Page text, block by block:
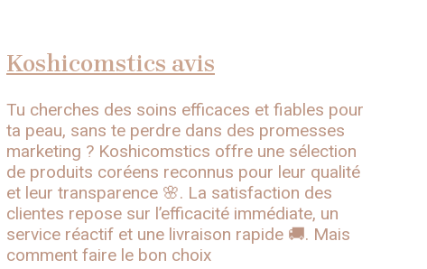
Koshicomstics avis
Tu cherches des soins efficaces et fiables pour
ta peau, sans te perdre dans des promesses
marketing ? Koshicomstics offre une sélection
de produits coréens reconnus pour leur qualité
et leur transparence 🌸. La satisfaction des
clientes repose sur l’efficacité immédiate, un
service réactif et une livraison rapide 🚚. Mais
comment faire le bon choix